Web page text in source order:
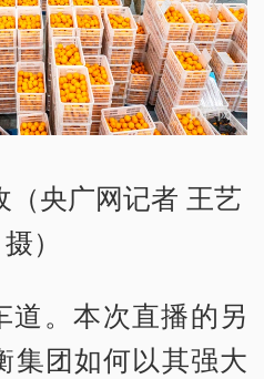
央广网记者 王艺
）
道。本次直播的另
集团如何以其强大